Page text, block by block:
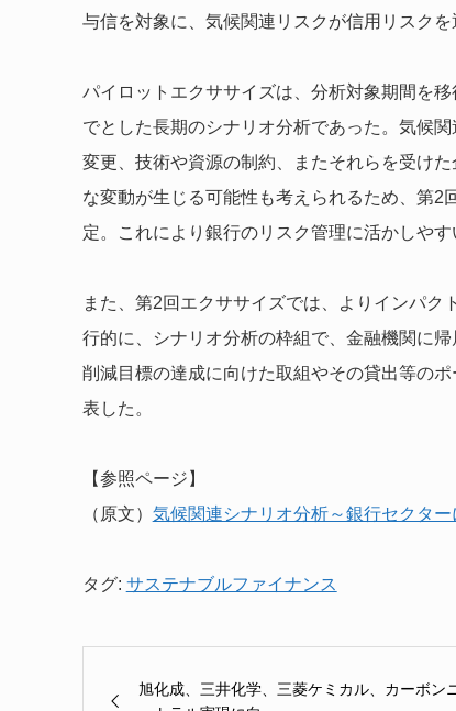
与信を対象に、気候関連リスクが信用リスク
パイロットエクササイズは、分析対象期間を
でとした長期のシナリオ分析であった。気候
変更、技術や資源の制約、またそれらを受け
な変動が生じる可能性も考えられるため、第2
定。これにより銀行のリスク管理に活かしや
また、第2回エクササイズでは、よりインパ
行的に、シナリオ分析の枠組で、金融機関に
削減目標の達成に向けた取組やその貸出等の
表した。
【参照ページ】
（原文） 気候関連シナリオ分析～銀行セクタ
タグ: サステナブルファイナンス
旭化成、三井化学、三菱ケミカル、カーボン